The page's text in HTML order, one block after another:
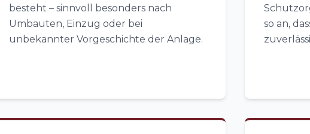
besteht – sinnvoll besonders nach
Umbauten, Einzug oder bei
unbekannter Vorgeschichte der Anlage.
so an,